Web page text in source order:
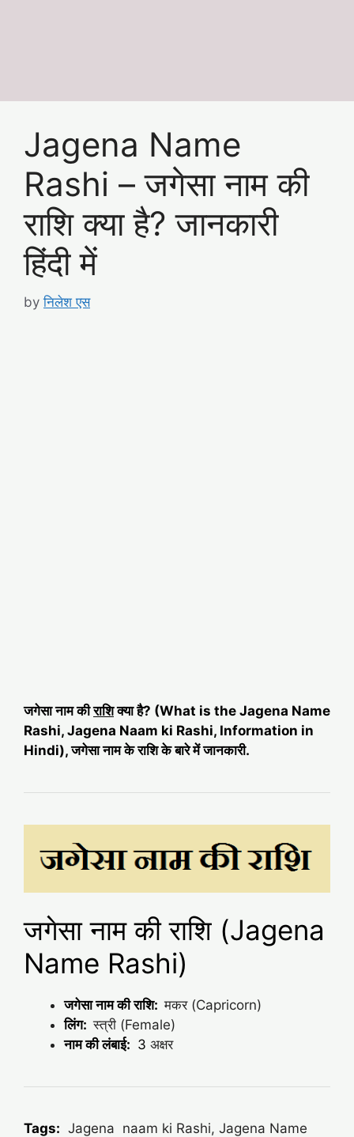
Jagena Name
Rashi – जगेसा नाम की
राशि क्या है? जानकारी
हिंदी में
byनिलेश एस
जगेसा नाम कीराशिक्या है? (What is the Jagena Name
Rashi, Jagena Naam ki Rashi, Information in
Hindi), जगेसा नाम के राशि के बारे में जानकारी.
जगेसा नाम की राशि (Jagena
Name Rashi)
जगेसा नाम की राशि:मकर (Capricorn)
लिंग:स्त्री (Female)
नाम की लंबाई: 3 अक्षर
Tags: Jagena naam ki Rashi, Jagena Name